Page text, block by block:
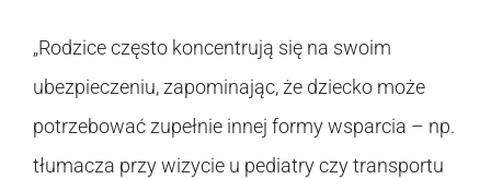
„Rodzice często koncentrują się na swoim
ubezpieczeniu, zapominając, że dziecko może
potrzebować zupełnie innej formy wsparcia – np.
tłumacza przy wizycie u pediatry czy transportu